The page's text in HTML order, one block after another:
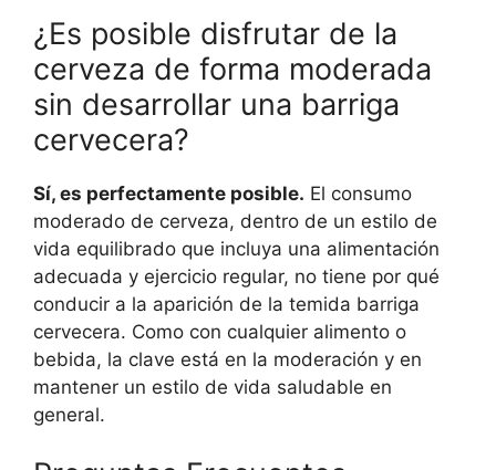
¿Es posible disfrutar de la
cerveza de forma moderada
sin desarrollar una barriga
cervecera?
Sí, es perfectamente posible. El consumo
moderado de cerveza, dentro de un estilo de
vida equilibrado que incluya una alimentación
adecuada y ejercicio regular, no tiene por qué
conducir a la aparición de la temida barriga
cervecera. Como con cualquier alimento o
bebida, la clave está en la moderación y en
mantener un estilo de vida saludable en
general.